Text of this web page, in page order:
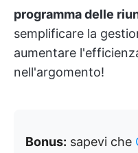
programma delle
semplificare la
aumentare
nell'argomento!
Bonus: sapevi che